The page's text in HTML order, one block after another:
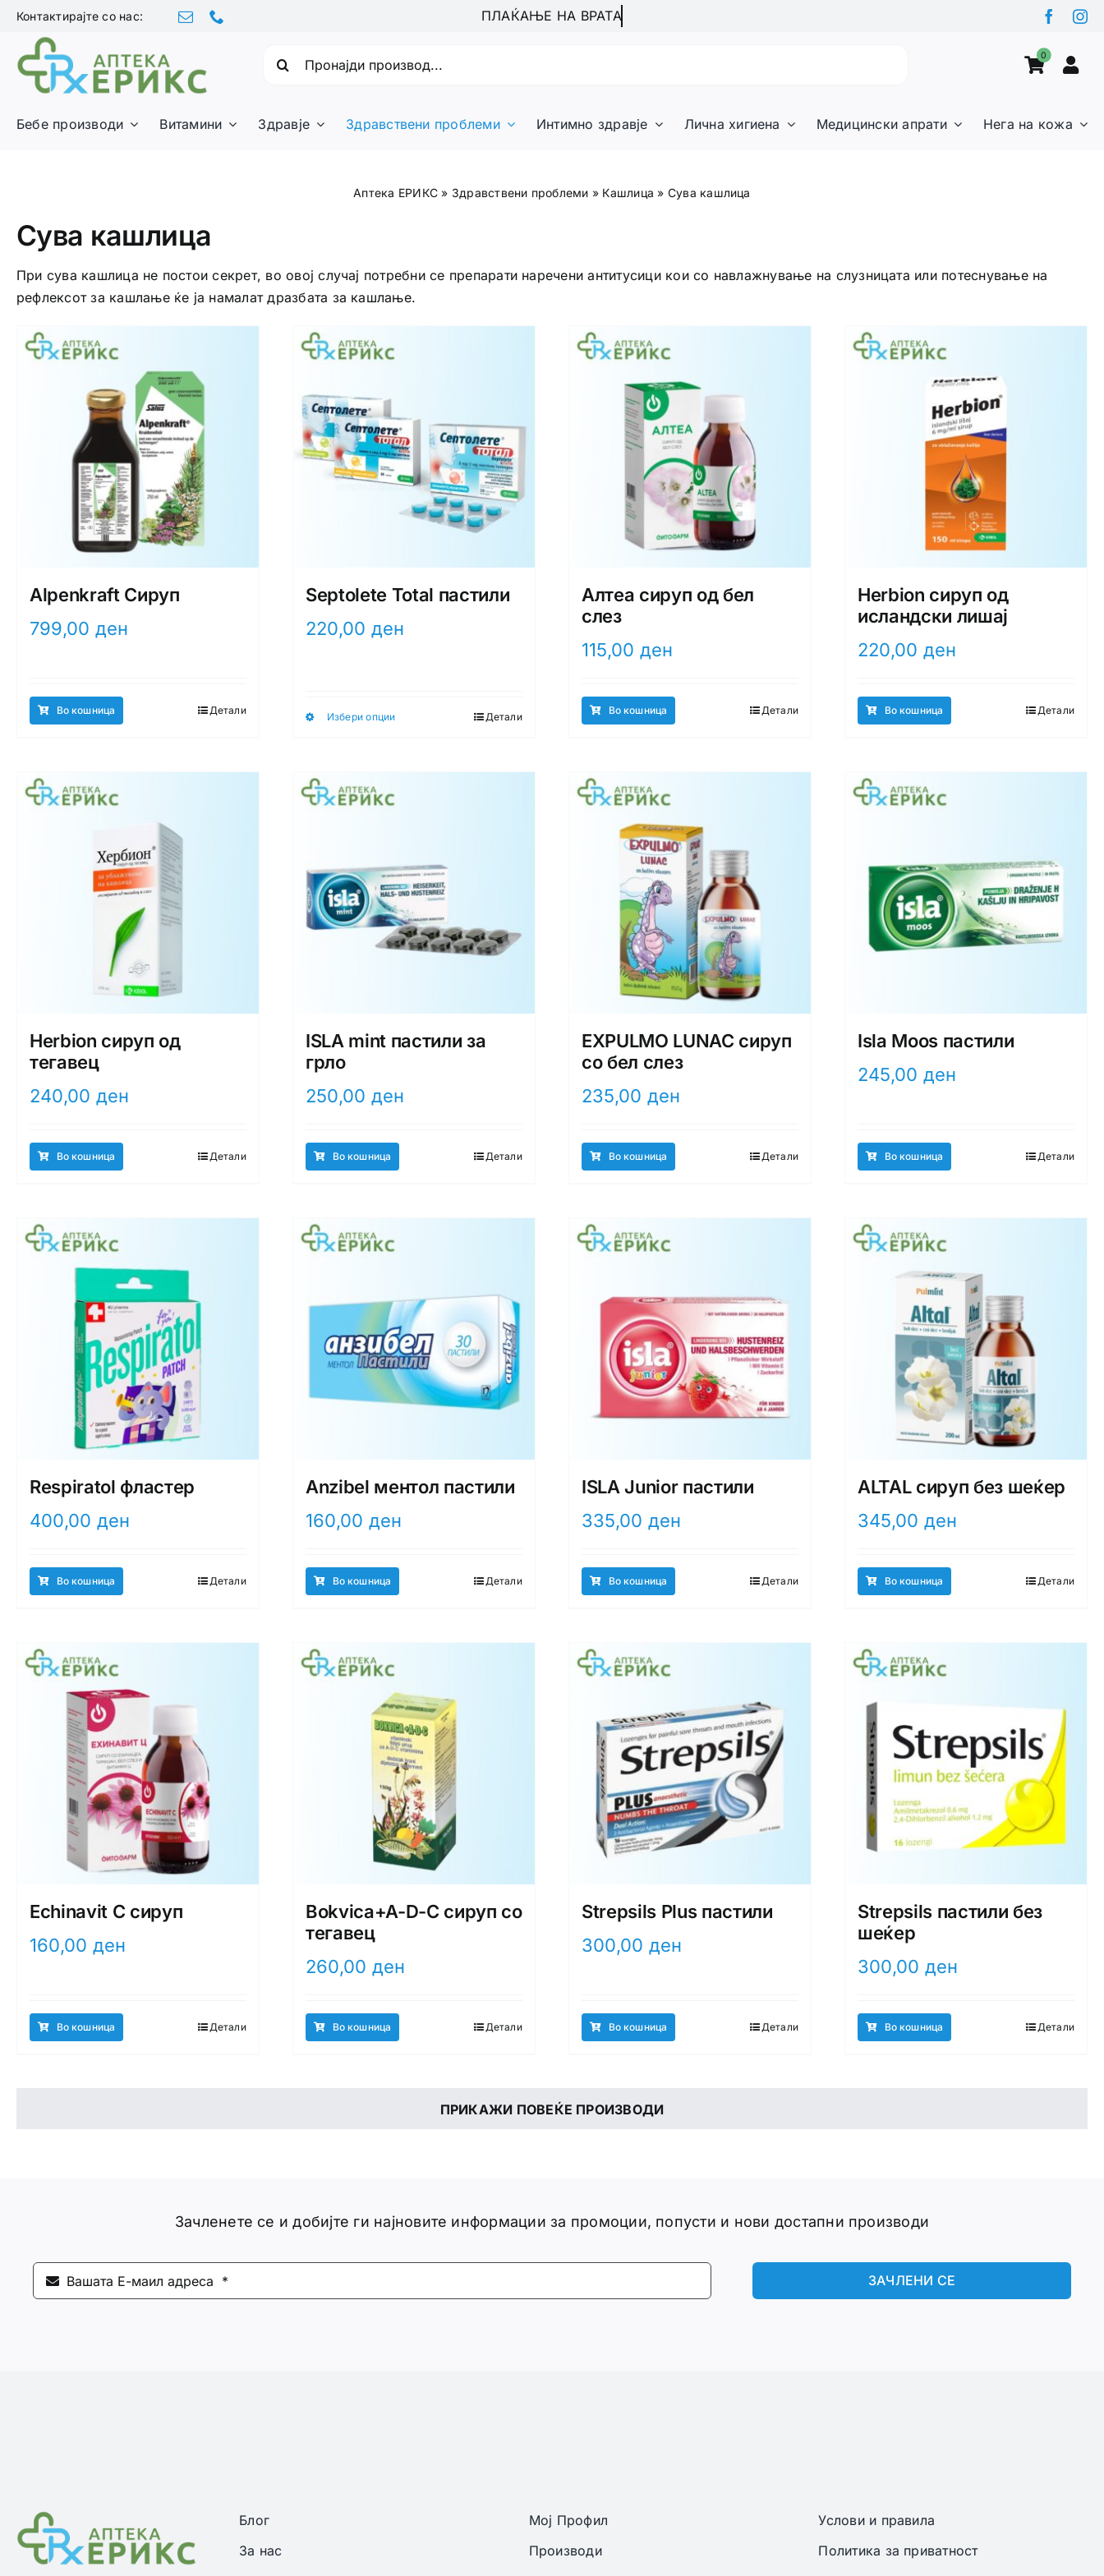
Skip
content
Контактирајте со нас:
0
Бебе производи Витамини Здравје Здравствени проблеми Интимно здравје Лична хигиена Медицински апрати Нега на кожа
Аптека ЕРИКС » Здравствени проблеми » Кашлица » Сува кашлица
Сува кашлица
При сува кашлица не постои секрет, во овој случај потребни се препарати наречени антитусици кои со навлажнување на слузницата или потеснување на
рефлексот за кашлање ќе ја намалат дразбата за кашлање.
Alpenkraft Сируп
799,00 ден
Во кошница Детали
Septolete Total пастили
220,00 ден
Избери опции
This
multiple
may
be
chosen
Детали
Алтеа сируп од бел
слез
115,00 ден
Во кошница Детали
Herbion сируп од
исландски лишај
220,00 ден
Во кошница Детали
Herbion сируп од
тегавец
240,00 ден
Во кошница Детали
ISLA mint пастили за
грло
250,00 ден
Во кошница Детали
EXPULMO LUNAC сируп
со бел слез
235,00 ден
Во кошница Детали
Isla Moos пастили
245,00 ден
Во кошница Детали
Respiratol фластер
400,00 ден
Во кошница Детали
Anzibel ментол пастили
160,00 ден
Во кошница Детали
ISLA Junior пастили
335,00 ден
Во кошница Детали
ALTAL сируп без шеќер
345,00 ден
Во кошница Детали
Echinavit C сируп
160,00 ден
Во кошница Детали
Bokvica+A-D-C сируп со
тегавец
260,00 ден
Во кошница Детали
Strepsils Plus пастили
300,00 ден
Во кошница Детали
Strepsils пастили без
шеќер
300,00 ден
Во кошница Детали
ПРИКАЖИ ПОВЕЌЕ ПРОИЗВОДИ
Зачленете се и добијте ги најновите информации за промоции, попусти и нови достапни производи
ЗАЧЛЕНИ СЕ
Блог
За нас
Мој Профил
Производи
Услови и правила
Политика за приватност